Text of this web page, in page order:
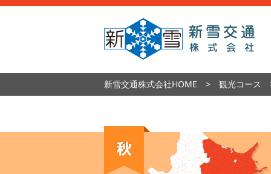
新雪交通株式会社HOME 観光コース